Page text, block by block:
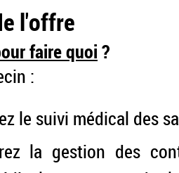
l'offre
faire quoi ?
:
le suivi médical des
la gestion des